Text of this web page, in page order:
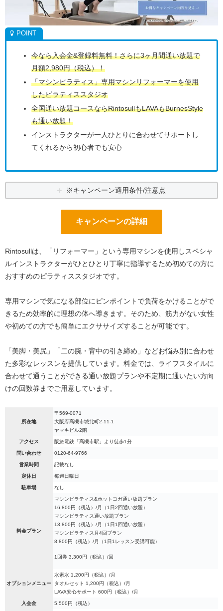
今なら入会金&登録料無料！さらに3ヶ月間通い放題で
月額2,980円（税込）！
「マシンピラティス」専用マシンリフォーマーを使用
したピラティススタジオ
全国通い放題コースならRintosullもLAVAもBurnesStyle
も通い放題！
インストラクターが一人ひとりに合わせてサポートし
てくれるから初心者でも安心
※キャンペーン適用条件/注意点
キャンペーンの詳細
Rintosullは、「リフォーマー」という専用マシンを使用しスペシャ
ルインストラクターがひとひとり丁寧に指導するため初めての方に
おすすめのピラティススタジオです。
専用マシンで気になる部位にピンポイントで負荷をかけることがで
きるため効率的に理想の体へ導きます。そのため、筋力がない女性
や初めての方でも簡単にエクササイズすることが可能です。
「美脚・美尻」「二の腕・背中の引き締め」などお悩み別に合わせ
た多彩なレッスンを提供しています。料金では、ライフスタイルに
合わせて通うことができる通い放題プランや不定期に通いたい方向
けの回数券までご用意しています。
所在地
〒569-0071
大阪府高槻市城北町2-11-1
ヤマキビル2階
アクセス 阪急電鉄「高槻市駅」より徒歩1分
問い合わせ 0120-64-9766
営業時間 記載なし
定休日 毎週日曜日
駐車場 なし
料金プラン
マシンピラティス&ホットヨガ通い放題プラン
16,800円（税込）/月（1日2回通い放題）
マシンピラティス通い放題プラン
13,800円（税込）/月（1日1回通い放題）
マシンピラティス月4回プラン
8,800円（税込）/月（1日1レッスン受講可能）
1回券 3,300円（税込）/回
オプションメニュー
水素水 1,200円（税込）/月
タオルセット 1,200円（税込）/月
LAVA安心サポート 600円（税込）/月
入会金 5,500円（税込）